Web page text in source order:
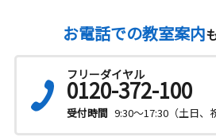
お電話での教室案内
フリーダイヤル
0120-372-100
受付時間 9:30～17:30（土日、